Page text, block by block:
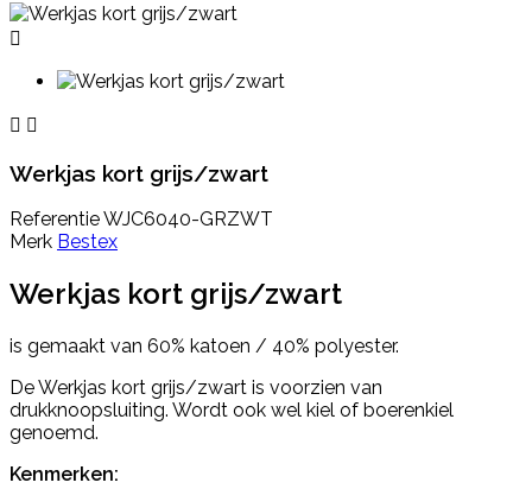

 
Werkjas kort grijs/zwart
ReferentieWJC6040-GRZWT
Merk Bestex
Werkjas kort grijs/zwart
is gemaakt van 60% katoen / 40% polyester.
De Werkjas kort grijs/zwart is voorzien van
drukknoopsluiting. Wordt ook wel kiel of boerenkiel
genoemd.
Kenmerken: